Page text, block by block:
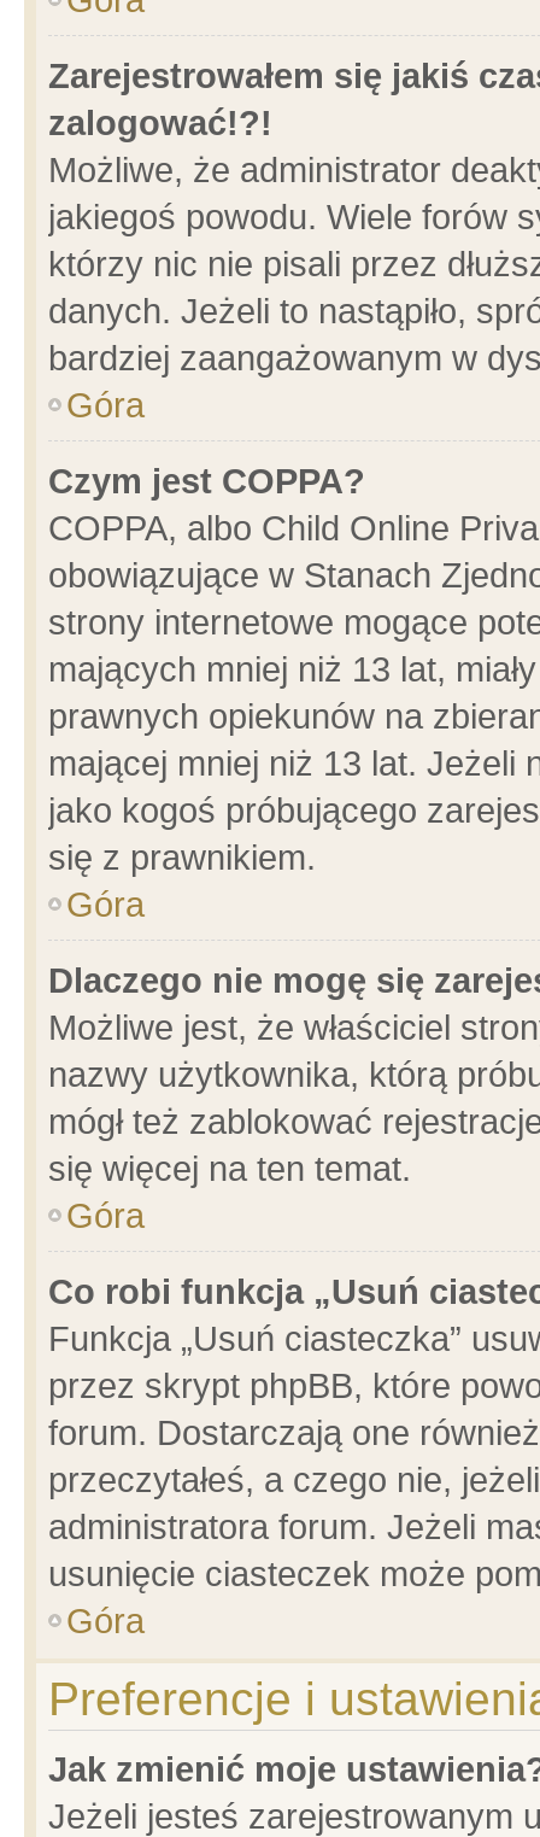
Zarejestrowałem się jakiś
zalogować!?!
Możliwe, że administrator
jakiegoś powodu. Wiele forów
którzy nic nie pisali przez
danych. Jeżeli to nastąpiło,
bardziej zaangażowanym w
Góra
Czym jest COPPA?
COPPA, albo Child Online
obowiązujące w Stanach
strony internetowe mogące
mających mniej niż 13 lat,
prawnych opiekunów na
mającej mniej niż 13 lat. Jeżeli
jako kogoś próbującego
się z prawnikiem.
Góra
Dlaczego nie mogę się
Możliwe jest, że właściciel
nazwy użytkownika, którą
mógł też zablokować
się więcej na ten temat.
Góra
Co robi funkcja „Usuń
Funkcja „Usuń ciasteczka”
przez skrypt phpBB, które
forum. Dostarczają one
przeczytałeś, a czego nie,
administratora forum. Jeżeli
usunięcie ciasteczek może
Góra
Preferencje i
Jak zmienić moje
Jeżeli jesteś zarejestrowanym